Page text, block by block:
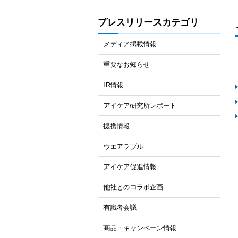
プレスリリースカテゴリ
メディア掲載情報
重要なお知らせ
IR情報
アイケア研究所レポート
提携情報
ウエアラブル
アイケア促進情報
他社とのコラボ企画
有識者会議
商品・キャンペーン情報